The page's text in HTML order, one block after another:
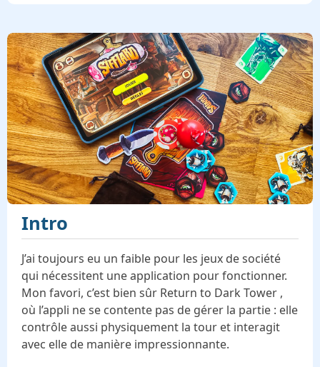
Intro
J’ai toujours eu un faible pour les jeux de société
qui nécessitent une application pour fonctionner.
Mon favori, c’est bien sûr Return to Dark Tower ,
où l’appli ne se contente pas de gérer la partie : elle
contrôle aussi physiquement la tour et interagit
avec elle de manière impressionnante.